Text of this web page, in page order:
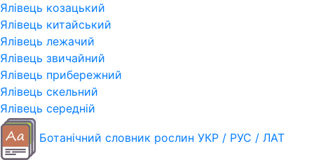
Ялівець козацький
Ялівець китайський
Ялівець лежачий
Ялівець звичайний
Ялівець прибережний
Ялівець скельний
Ялівець середній
Ботанічний словник рослин УКР / РУС / ЛАТ